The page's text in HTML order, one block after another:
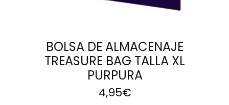
BOLSA DE ALMACENAJE
TREASURE BAG TALLA XL
PURPURA
4,95€